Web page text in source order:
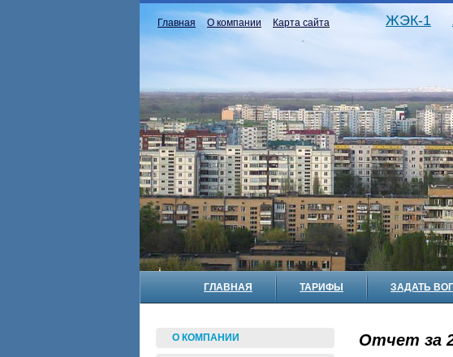
Главная О компании Карта сайта ЖЭК-1
ГЛАВНАЯ ТАРИФЫ ЗАДАТЬ
О КОМПАНИИ Отчет за